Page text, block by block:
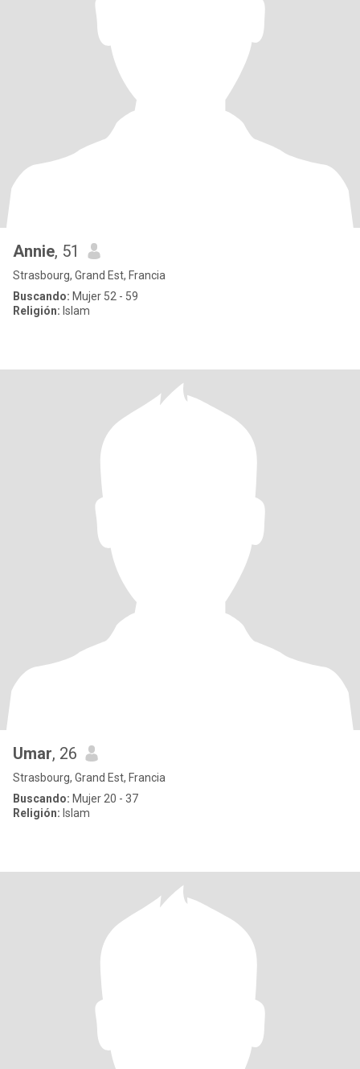
Annie, 51
Strasbourg, Grand Est, Francia
Buscando: Mujer 52 - 59
Religión: Islam
Umar, 26
Strasbourg, Grand Est, Francia
Buscando: Mujer 20 - 37
Religión: Islam